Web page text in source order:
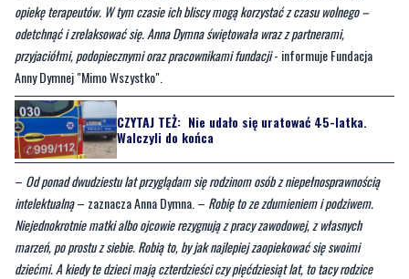
Anny Dymnej "Mimo Wszystko".
CZYTAJ TEŻ:Nie udało się uratować 45-latka.
Walczyli do końca
–Od ponad dwudziestu lat przyglądam się rodzinom osób z niepełnosprawnością
intelektualną– zaznacza Anna Dymna. –Robię to ze zdumieniem i podziwem.
Niejednokrotnie matki albo ojcowie rezygnują z pracy zawodowej, z własnych
marzeń, po prostu z siebie. Robią to, by jak najlepiej zaopiekować się swoimi
dziećmi. A kiedy te dzieci mają czterdzieści czy pięćdziesiąt lat, to tacy rodzice
zaczynają się bać. Z przerażeniem myślą o tym, co z pociechami stanie się po ich
śmierci. Nieraz słyszałam zatrważające wyznania matek, które samotnie
wychowywały dorosłe córki albo dorosłych synów z niepełnosprawnością